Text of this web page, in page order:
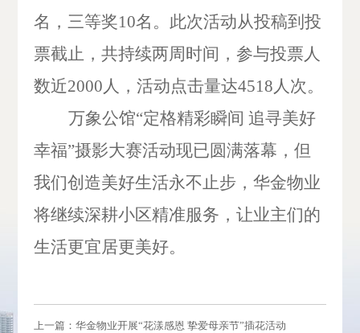
名，三等奖10名。此次活动从投稿到投
票截止，共持续两周时间，参与投票人
数近2000人，活动点击量达4518人次。
万象公馆“定格精彩瞬间 追寻美好
幸福”摄影大赛活动现已圆满落幕，但
我们创造美好生活永不止步，华金物业
将继续深耕小区精准服务，让业主们的
生活更宜居更美好。
上一篇：华金物业开展“花漾感恩 挚爱母亲节”插花活动